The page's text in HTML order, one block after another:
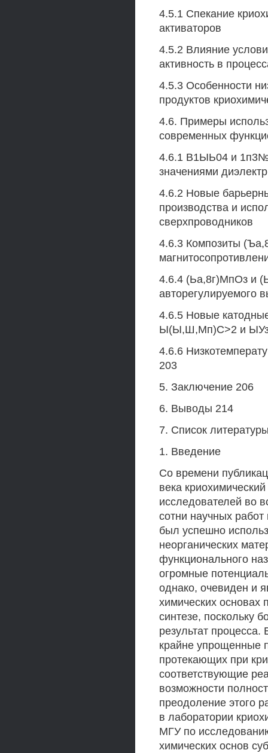
4.5.1 Спекание
активаторов
4.5.2 Влияние
активность в
4.5.3 Особенности
продуктов
4.6. Примеры
современных
4.6.1 В1ЫЬ04 и
значениями
4.6.2 Новые
производства и
сверхпроводников
4.6.3 Композиты
4.6.4 (Ьа,8г)МпОз и
авторегулируемого
4.6.5 Новые
Ы(Ы,Ш,Мп)С>2 и
4.6.6
203
5. Заключение 206
6. Выводы 214
7. Список
1. Введение
Со времени
века
исследователей во
сотни научных работ
был успешно
неорганических
функционального
огромные
однако, очевиден и
химических основах
синтезе, поскольку
результат процесса.
крайне упрощенные
протекающих при
соответствующие
возможности
преодоление этого
в лаборатории
МГУ по
химических основ